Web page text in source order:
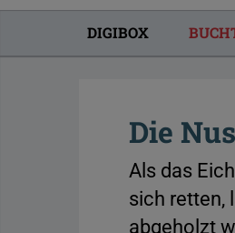
DIGIBOX
Die
Als das
sich retten,
abgeholzt